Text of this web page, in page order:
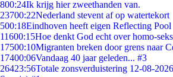
800:24Ik krijg hier zweethanden van.
23700:22Nederland stevent af op watertekort
500:18Eindhoven heeft eigen Reflecting Pool
11600:15Hoe denkt God echt over homo-
17500:10Migranten breken door grens naar
17400:06Vandaag 40 jaar geleden... #3
26423:56Totale zonsverduistering 12-08-